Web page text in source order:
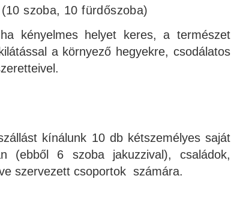
szoba, 10 fürdőszoba)
kényelmes helyet keres, a természet
a környező hegyekre, csodálatos
kínálunk 10 db kétszemélyes saját
(ebből 6 szoba jakuzzival), családok,
szervezett csoportok számára.